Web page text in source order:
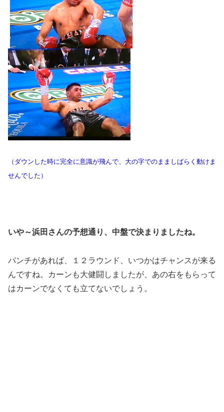
（ダウンした時に完全に意識が飛んで、大の字でのまましばらく動けま
せんでした）
いや～浜田さんの予想通り、中盤で決まりましたね。
パンチがあれば、１２ラウンド、いつかはチャンスが来る
んですね。カーンも大健闘しましたが、あの右をもらって
はカーンでなくても立てないでしょう。